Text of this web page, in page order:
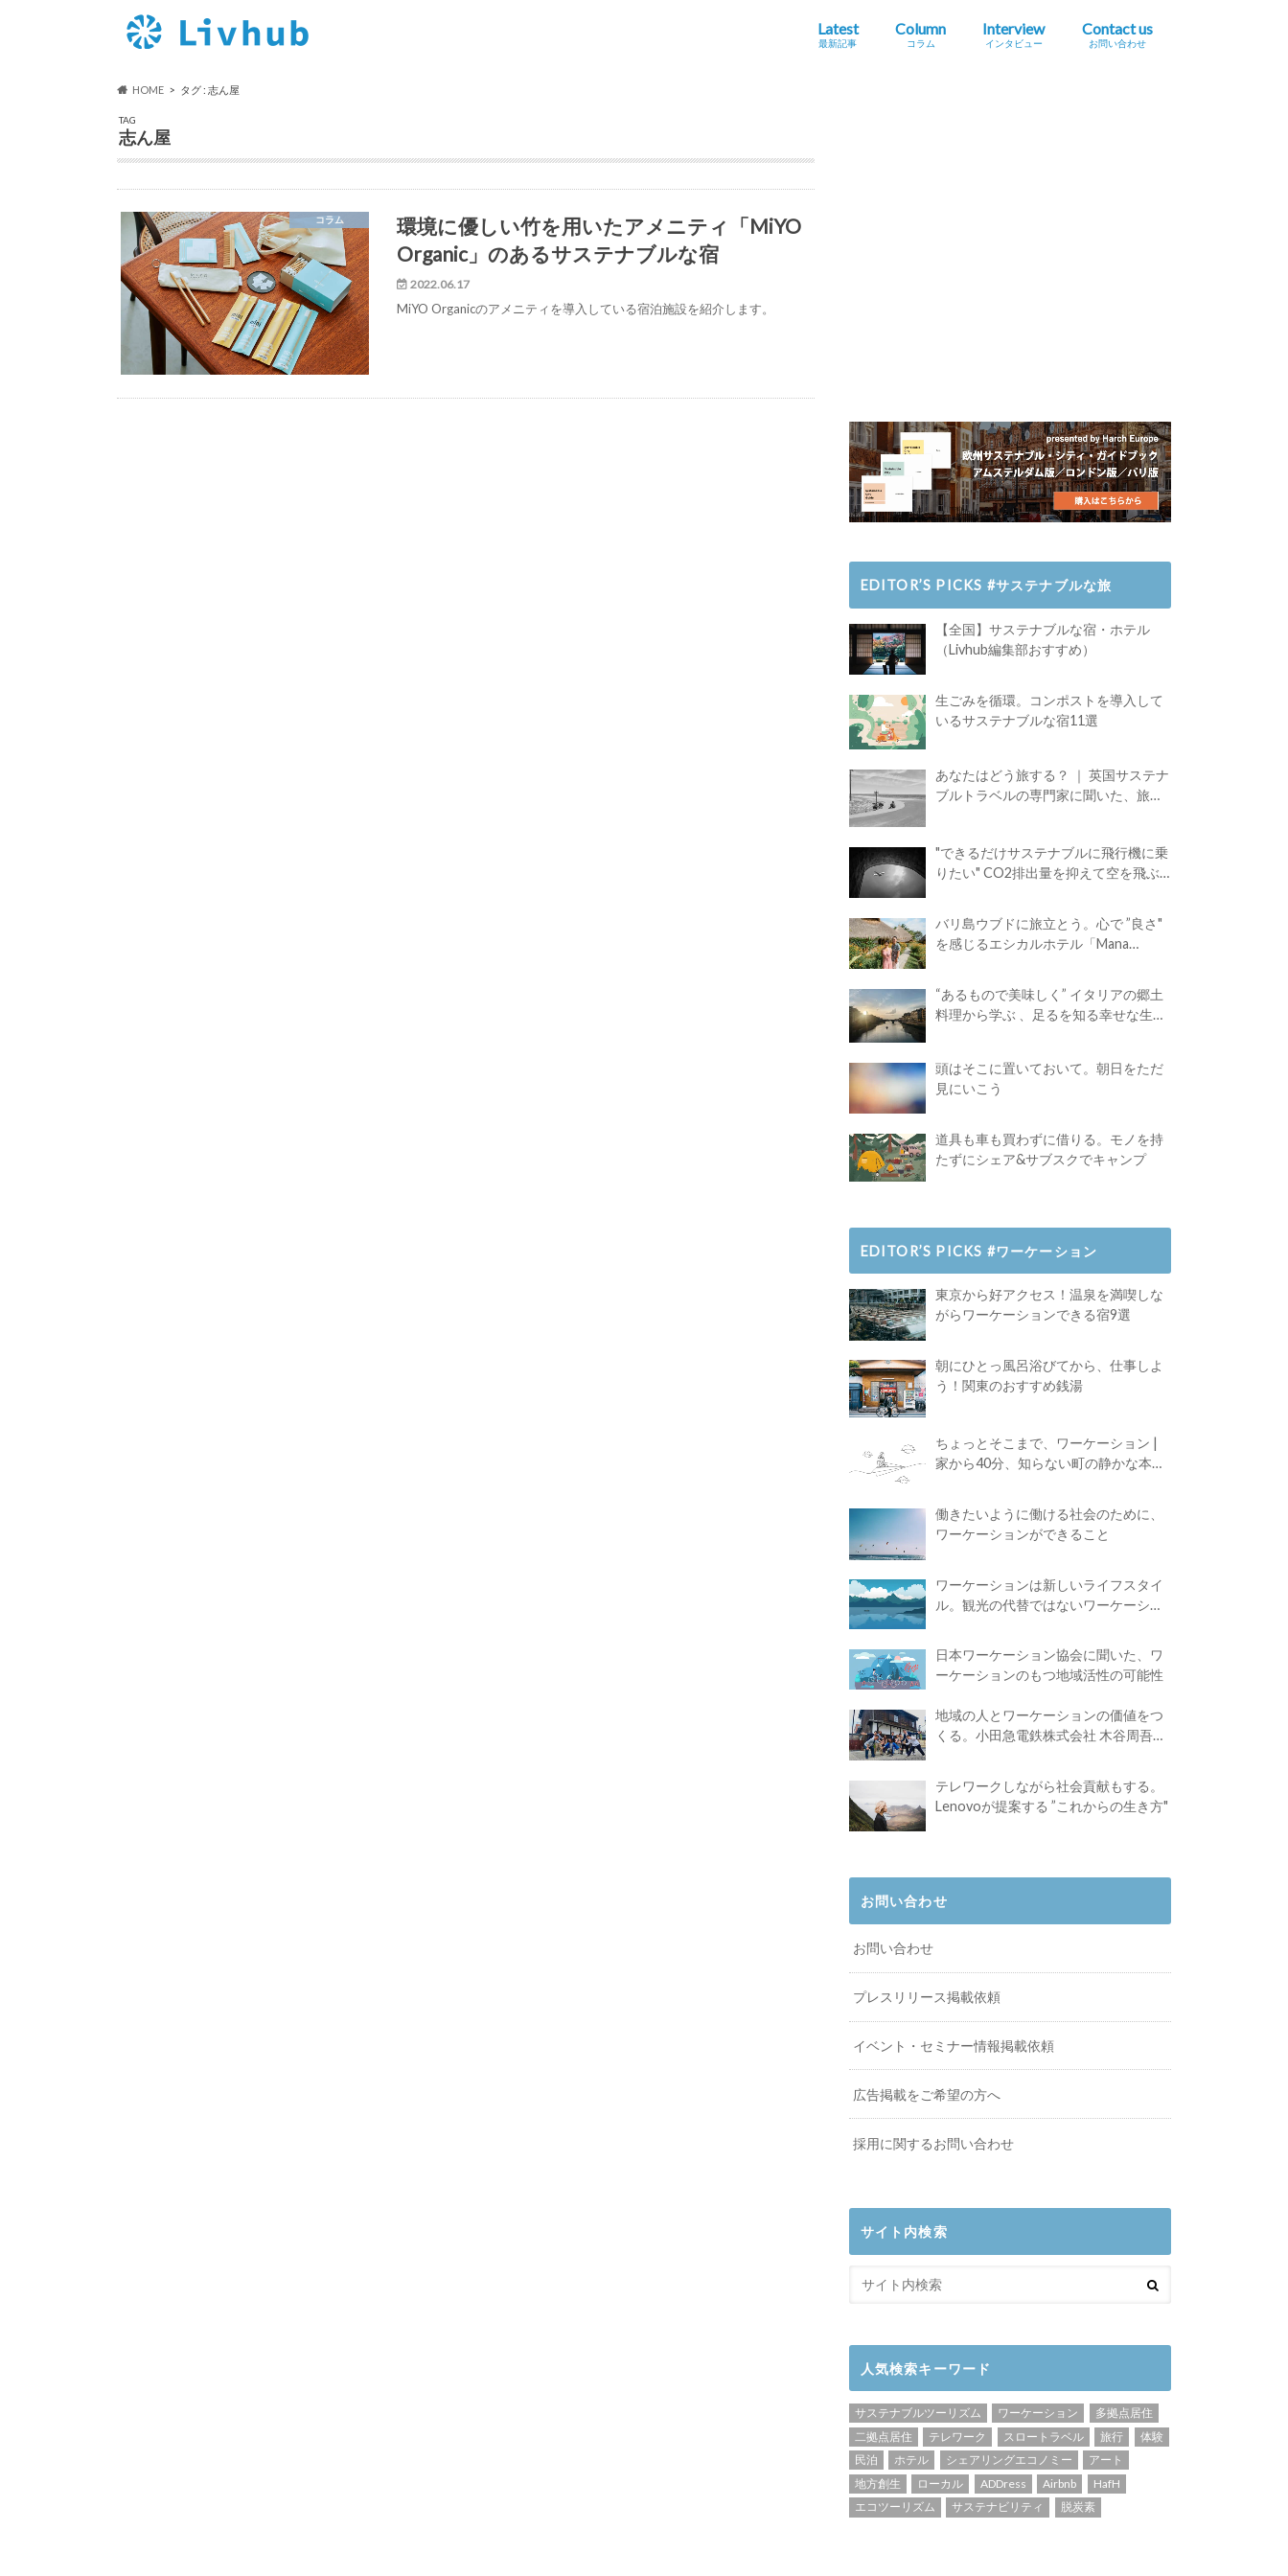
Latest
最新記事
Column
コラム
Interview
インタビュー
Contact us
お問い合わせ
HOME タグ : 志ん屋
TAG
志ん屋
コラム
環境に優しい竹を用いたアメニティ「MiYO
Organic」のあるサステナブルな宿
2022.06.17
MiYO Organicのアメニティを導入している宿泊施設を紹介します。
EDITOR’S PICKS #サステナブルな旅
【全国】サステナブルな宿・ホテル
（Livhub編集部おすすめ）
生ごみを循環。コンポストを導入して
いるサステナブルな宿11選
あなたはどう旅する？ ｜ 英国サステナ
ブルトラベルの専門家に聞いた、旅の
"できるだけサステナブルに飛行機に乗
りたい" CO2排出量を抑えて空を飛ぶ
バリ島ウブドに旅立とう。心で ”良さ"
を感じるエシカルホテル「Mana
“あるもので美味しく” イタリアの郷土
料理から学ぶ 、足るを知る幸せな生き
頭はそこに置いておいて。朝日をただ
見にいこう
道具も車も買わずに借りる。モノを持
たずにシェア&サブスクでキャンプ
EDITOR’S PICKS #ワーケーション
東京から好アクセス！温泉を満喫しな
がらワーケーションできる宿9選
朝にひとっ風呂浴びてから、仕事しよ
う！関東のおすすめ銭湯
ちょっとそこまで、ワーケーション |
家から40分、知らない町の静かな本屋
働きたいように働ける社会のために、
ワーケーションができること
ワーケーションは新しいライフスタイ
ル。観光の代替ではないワーケーショ
日本ワーケーション協会に聞いた、ワ
ーケーションのもつ地域活性の可能性
地域の人とワーケーションの価値をつ
くる。小田急電鉄株式会社 木谷周吾さ
テレワークしながら社会貢献もする。
Lenovoが提案する ”これからの生き方"
お問い合わせ
お問い合わせ
プレスリリース掲載依頼
イベント・セミナー情報掲載依頼
広告掲載をご希望の方へ
採用に関するお問い合わせ
サイト内検索
人気検索キーワード
サステナブルツーリズム ワーケーション
多拠点居住
二拠点居住
テレワーク スロートラベル 旅行
体験
民泊
ホテル シェアリングエコノミー
アート
地方創生
ローカル ADDress Airbnb
HafH
エコツーリズム
サステナビリティ 脱炭素